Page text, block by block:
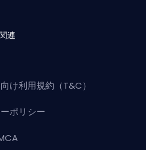
連
け利用規約（T&C）
ポリシー